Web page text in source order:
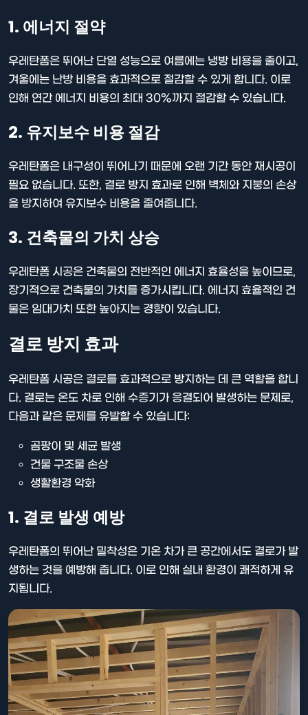
1. 에너지 절약
우레탄폼은 뛰어난 단열 성능으로 여름에는 냉방 비용을 줄이고,
겨울에는 난방 비용을 효과적으로 절감할 수 있게 합니다. 이로
인해 연간 에너지 비용의 최대 30%까지 절감할 수 있습니다.
2. 유지보수 비용 절감
우레탄폼은 내구성이 뛰어나기 때문에 오랜 기간 동안 재시공이
필요 없습니다. 또한, 결로 방지 효과로 인해 벽체와 지붕의 손상
을 방지하여 유지보수 비용을 줄여줍니다.
3. 건축물의 가치 상승
우레탄폼 시공은 건축물의 전반적인 에너지 효율성을 높이므로,
장기적으로 건축물의 가치를 증가시킵니다. 에너지 효율적인 건
물은 임대가치 또한 높아지는 경향이 있습니다.
결로 방지 효과
우레탄폼 시공은 결로를 효과적으로 방지하는 데 큰 역할을 합니
다. 결로는 온도 차로 인해 수증기가 응결되어 발생하는 문제로,
다음과 같은 문제를 유발할 수 있습니다:
곰팡이 및 세균 발생
건물 구조물 손상
생활환경 악화
1. 결로 발생 예방
우레탄폼의 뛰어난 밀착성은 기온 차가 큰 공간에서도 결로가 발
생하는 것을 예방해 줍니다. 이로 인해 실내 환경이 쾌적하게 유
지됩니다.